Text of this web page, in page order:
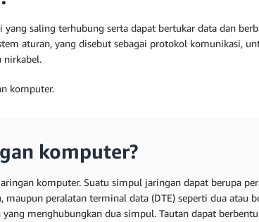
saling terhubung serta dapat bertukar data dan
aturan, yang disebut sebagai protokol komunikasi,
nirkabel.
komputer.
komputer?
komputer. Suatu simpul jaringan dapat berupa
peralatan terminal data (DTE) seperti dua atau
menghubungkan dua simpul. Tautan dapat